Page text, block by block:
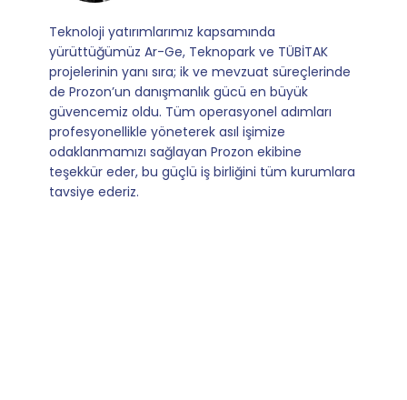
Mevzuata uyum, başvuru ve izleme adımlarında
sağladıkları kusursuz yönlendirme sayesinde artık
operasyonlarımızı sıfır kaygı ve tam güvenle
yürütüyoruz. İş birliğimizi bizim için asıl değerli
kılan ise; ihtiyaç duyduğumuz her an ulaşılabilir
olmaları ve sorularımıza aldığımız hızlı geri
dönüşler.